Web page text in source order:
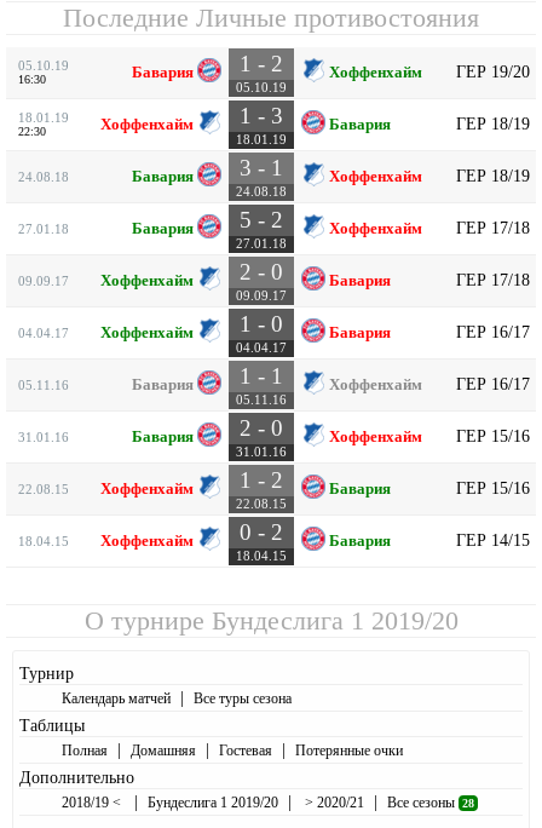
Последние Личные противостояния
05.10.19
16:30 Бавария 1 - 2
05.10.19
Хоффенхайм ГЕР 19/20
18.01.19
22:30 Хоффенхайм 1 - 3
18.01.19
Бавария ГЕР 18/19
24.08.18 Бавария 3 - 1
24.08.18
Хоффенхайм ГЕР 18/19
27.01.18 Бавария 5 - 2
27.01.18
Хоффенхайм ГЕР 17/18
09.09.17 Хоффенхайм 2 - 0
09.09.17
Бавария ГЕР 17/18
04.04.17 Хоффенхайм 1 - 0
04.04.17
Бавария ГЕР 16/17
05.11.16 Бавария 1 - 1
05.11.16
Хоффенхайм ГЕР 16/17
31.01.16 Бавария 2 - 0
31.01.16
Хоффенхайм ГЕР 15/16
22.08.15 Хоффенхайм 1 - 2
22.08.15
Бавария ГЕР 15/16
18.04.15 Хоффенхайм 0 - 2
18.04.15
Бавария ГЕР 14/15
О турнире Бундеслига 1 2019/20
Турнир
Календарь матчей | Все туры сезона
Таблицы
Полная | Домашняя | Гостевая | Потерянные очки
Дополнительно
2018/19 < | Бундеслига 1 2019/20 | > 2020/21 | Все сезоны 28